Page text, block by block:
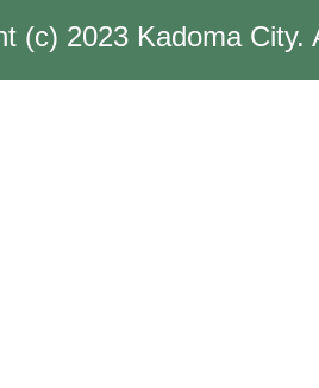
(c) 2023 Kadoma City.